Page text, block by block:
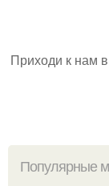
Приходи к нам
Популярные